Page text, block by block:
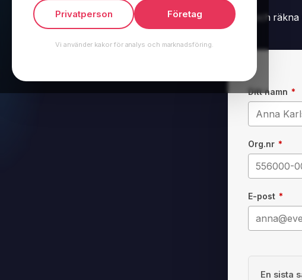
Privatperson Företag
Vi använder kakor för analys och marknadsföring.
Ansök om konto och räkna
Ditt namn *
Org.nr *
E-post *
En sista